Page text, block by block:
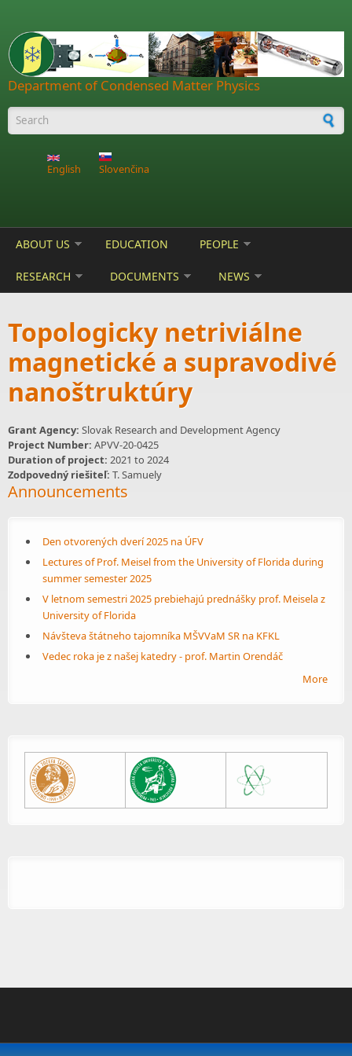
Department of Condensed Matter Physics
Search form
English Slovenčina
ABOUT US EDUCATION PEOPLE
RESEARCH DOCUMENTS NEWS
Topologicky netriviálne
magnetické a supravodivé
nanoštruktúry
Grant Agency: Slovak Research and Development Agency
Project Number: APVV-20-0425
Duration of project: 2021 to 2024
Zodpovedný riešiteľ: T. Samuely
Announcements
Den otvorených dverí 2025 na ÚFV
Lectures of Prof. Meisel from the University of Florida during
summer semester 2025
V letnom semestri 2025 prebiehajú prednášky prof. Meisela z
University of Florida
Návšteva štátneho tajomníka MŠVVaM SR na KFKL
Vedec roka je z našej katedry - prof. Martin Orendáč
More